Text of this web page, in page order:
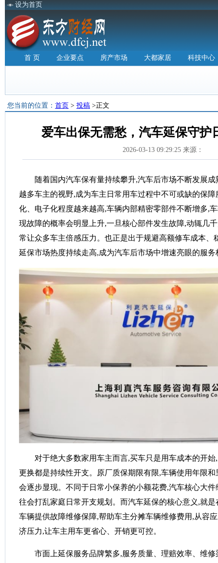
设为首页
首 页 企业要点 房产市场 大都家居 科技中心
您当前的位置： 首页 > 投稿 >正文
爱车出保无需愁，汽车延保守护
2026-03-13 09:29:25 来源：
随着国内汽车保有量持续攀升,汽车后市场不断发展
越多车主的视野,成为车主日常用车过程中不可或缺的保
化、电子化程度越来越高,车辆内部精密零部件不断增多,
现故障的概率会明显上升,一旦核心部件发生故障,动辄几
常让众多车主倍感压力。也正是出于规避高额修车成本、
延保市场热度持续走高,成为汽车后市场中增速亮眼的服务
对于绝大多数家用车主而言,买车只是用车成本的开
更换都是持续性开支。原厂质保期限有限,车辆使用年限
会逐步显现。不同于日常小保养的小额花费,汽车核心大
往会打乱家庭日常开支规划。而汽车延保的核心意义,就
车辆提供故障维修保障,帮助车主分摊车辆维修费用,从容
济压力,让车主用车更省心、开销更可控。
市面上延保服务品牌繁多,服务质量、理赔效率、维